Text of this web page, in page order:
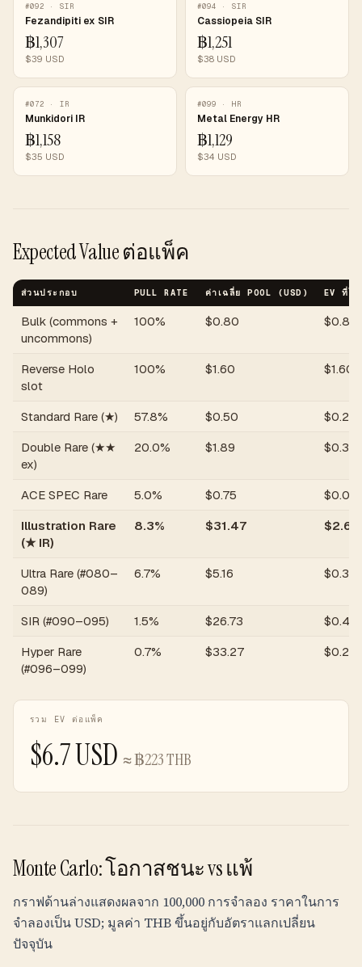
#092 · SIR
Fezandipiti ex SIR
฿1,307
$39 USD
#094 · SIR
Cassiopeia SIR
฿1,251
$38 USD
#072 · IR
Munkidori IR
฿1,158
$35 USD
#099 · HR
Metal Energy HR
฿1,129
$34 USD
Expected Value ต่อแพ็ค
ส่วนประกอบ PULL RATE ค่าเฉลี่ย POOL (USD) EV ที่ไ
Bulk (commons +
uncommons)
100% $0.80 $0.80
Reverse Holo
slot
100% $1.60 $1.60
Standard Rare (★) 57.8% $0.50 $0.29
Double Rare (★★
ex)
20.0% $1.89 $0.38
ACE SPEC Rare 5.0% $0.75 $0.04
Illustration Rare
(★ IR)
8.3% $31.47 $2.62
Ultra Rare (#080–
089)
6.7% $5.16 $0.34
SIR (#090–095) 1.5% $26.73 $0.40
Hyper Rare
(#096–099)
0.7% $33.27 $0.23
รวม EV ต่อแพ็ค
$6.7USD ≈฿223THB
Monte Carlo: โอกาสชนะ vs แพ้
กราฟด้านล่างแสดงผลจาก 100,000 การจำลอง ราคาในการ
จำลองเป็น USD; มูลค่า THBขึ้นอยู่กับอัตราแลกเปลี่ยน
ปัจจุบัน